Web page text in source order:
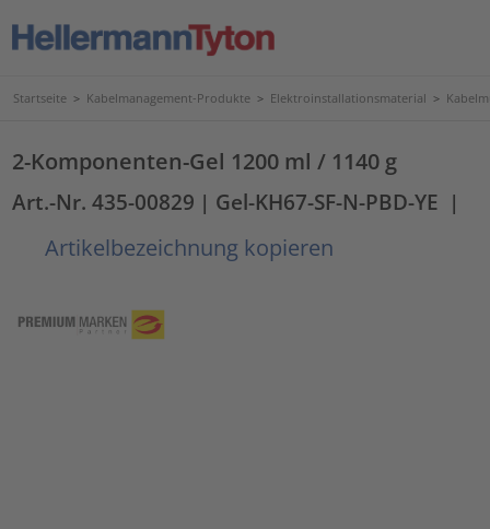
Startseite > Kabelmanagement-Produkte > Elektroinstallationsmaterial >
2-Komponenten-Gel 1200 ml / 1140 g
Art.-Nr. 435-00829 | Gel-KH67-SF-N-PBD-YE |
Artikelbezeichnung kopieren